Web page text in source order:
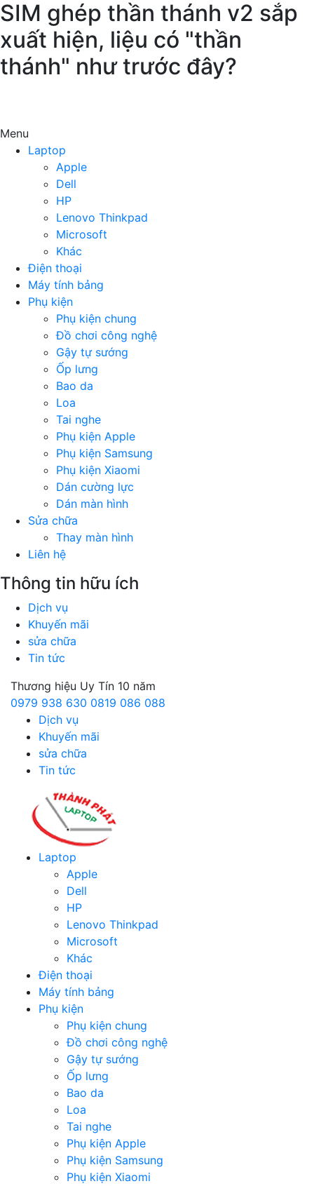
SIM ghép thần thánh v2 sắp
xuất hiện, liệu có "thần
thánh" như trước đây?
Menu
Laptop
Apple
Dell
HP
Lenovo Thinkpad
Microsoft
Khác
Điện thoại
Máy tính bảng
Phụ kiện
Phụ kiện chung
Đồ chơi công nghệ
Gậy tự sướng
Ốp lưng
Bao da
Loa
Tai nghe
Phụ kiện Apple
Phụ kiện Samsung
Phụ kiện Xiaomi
Dán cường lực
Dán màn hình
Sửa chữa
Thay màn hình
Liên hệ
Thông tin hữu ích
Dịch vụ
Khuyến mãi
sửa chữa
Tin tức
Thương hiệu Uy Tín 10 năm
0979 938 630 0819 086 088
Dịch vụ
Khuyến mãi
sửa chữa
Tin tức
Laptop
Apple
Dell
HP
Lenovo Thinkpad
Microsoft
Khác
Điện thoại
Máy tính bảng
Phụ kiện
Phụ kiện chung
Đồ chơi công nghệ
Gậy tự sướng
Ốp lưng
Bao da
Loa
Tai nghe
Phụ kiện Apple
Phụ kiện Samsung
Phụ kiện Xiaomi